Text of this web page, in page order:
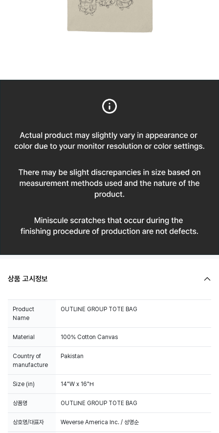
상품 고시정보
Product
Name
OUTLINE GROUP TOTE BAG
Material 100% Cotton Canvas
Country of
manufacture
Pakistan
Size (in) 14"W x 16"H
상품명 OUTLINE GROUP TOTE BAG
상호명/대표자 Weverse America Inc. / 성명순